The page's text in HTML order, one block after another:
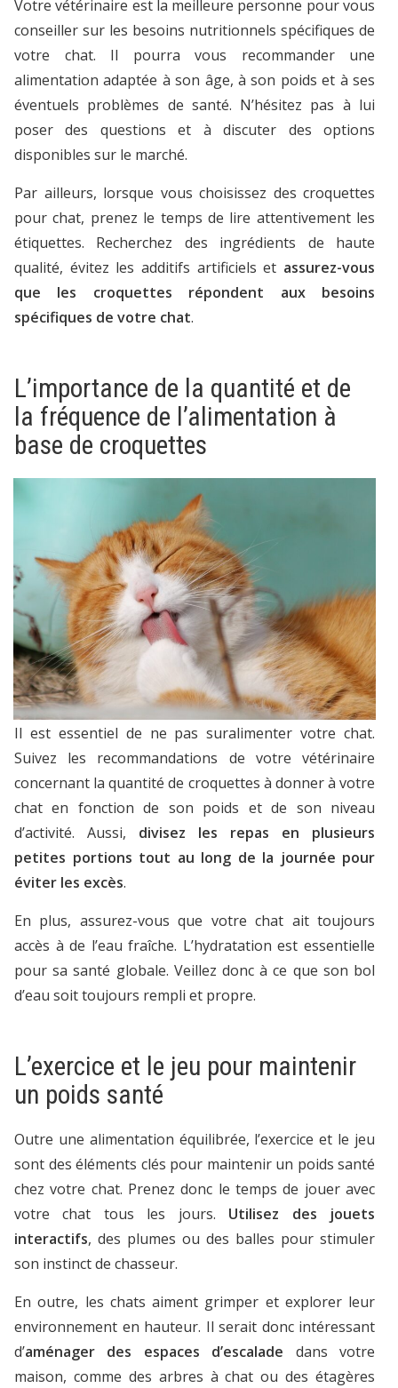
Votre vétérinaire est la meilleure personne pour vous
conseiller sur les besoins nutritionnels spécifiques de
votre chat. Il pourra vous recommander une
alimentation adaptée à son âge, à son poids et à ses
éventuels problèmes de santé. N’hésitez pas à lui
poser des questions et à discuter des options
disponibles sur le marché.
Par ailleurs, lorsque vous choisissez des croquettes
pour chat, prenez le temps de lire attentivement les
étiquettes. Recherchez des ingrédients de haute
qualité, évitez les additifs artificiels et assurez-vous
que les croquettes répondent aux besoins
spécifiques de votre chat.
L’importance de la quantité et de
la fréquence de l’alimentation à
base de croquettes
Il est essentiel de ne pas suralimenter votre chat.
Suivez les recommandations de votre vétérinaire
concernant la quantité de croquettes à donner à votre
chat en fonction de son poids et de son niveau
d’activité. Aussi, divisez les repas en plusieurs
petites portions tout au long de la journée pour
éviter les excès.
En plus, assurez-vous que votre chat ait toujours
accès à de l’eau fraîche. L’hydratation est essentielle
pour sa santé globale. Veillez donc à ce que son bol
d’eau soit toujours rempli et propre.
L’exercice et le jeu pour maintenir
un poids santé
Outre une alimentation équilibrée, l’exercice et le jeu
sont des éléments clés pour maintenir un poids santé
chez votre chat. Prenez donc le temps de jouer avec
votre chat tous les jours. Utilisez des jouets
interactifs, des plumes ou des balles pour stimuler
son instinct de chasseur.
En outre, les chats aiment grimper et explorer leur
environnement en hauteur. Il serait donc intéressant
d’aménager des espaces d’escalade dans votre
maison, comme des arbres à chat ou des étagères